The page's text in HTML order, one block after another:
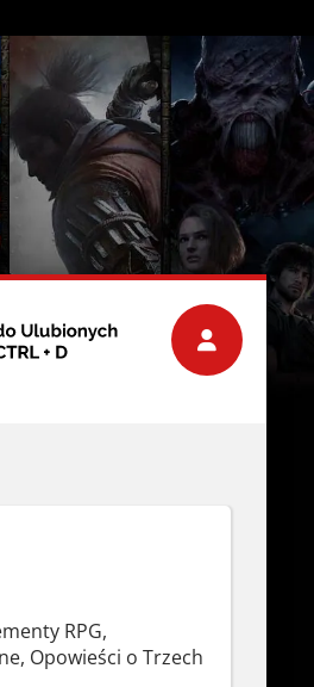
RPG,
Opowieści o Trzech